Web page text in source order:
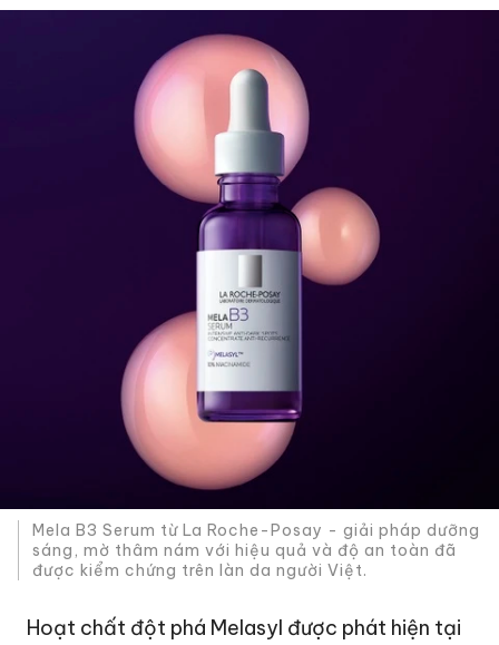
Mela B3 Serum từ La Roche-Posay - giải pháp dưỡng
sáng, mờ thâm nám với hiệu quả và độ an toàn đã
được kiểm chứng trên làn da người Việt.
Hoạt chất đột phá Melasyl được phát hiện tại